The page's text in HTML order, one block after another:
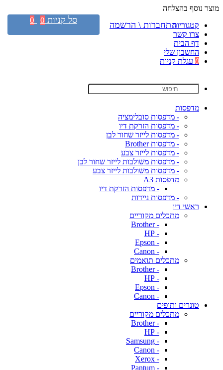
מוצר נוסף בהצלחה
קטגוריות
צרו קשר
דף הבית
החשבון שלי
0 עגלת קניות
מדפסות
- מדפסות סובלימציה
- מדפסות הזרקת דיו
- מדפסות לייזר שחור לבן
- מדפסות Brother
- מדפסות לייזר צבע
- מדפסות משולבות לייזר שחור לבן
- מדפסות משולבות לייזר צבע
מדפסות A3
- מדפסות הזרקת דיו
- מדפסות ניידות
ראשי דיו
מתכלים מקוריים
- Brother
- HP
- Epson
- Canon
מתכלים תואמים
- Brother
- HP
- Epson
- Canon
טונרים ותופים
מתכלים מקוריים
- Brother
- HP
- Samsung
- Canon
- Xerox
- Pantum
התחברות \ הרשמה סל קניות 0
0